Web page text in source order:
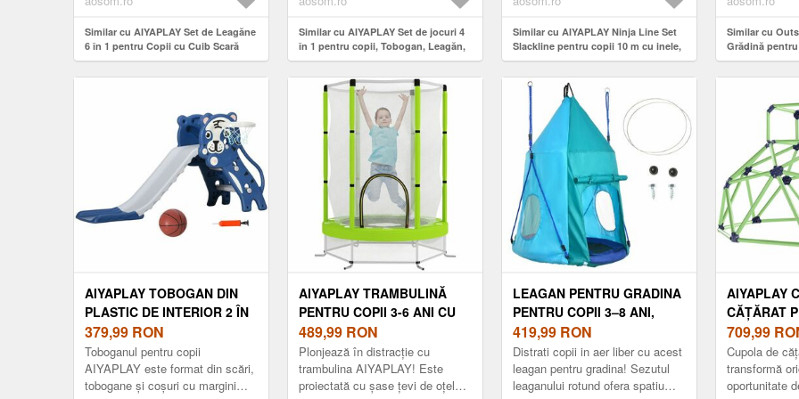
Similar cu AIYAPLAY Set de Leagăne
6 în 1 pentru Copii cu Cuib Scară
Plasă pentru Cățărat Coș
350x183x200 cm Multicolor | Aosom
Similar cu AIYAPLAY Set de jocuri 4
în 1 pentru copii, Tobogan, Leagăn,
Structură de escaladă, Coș de
baschet, Plastic, Design cu iepurași,
Gri | Aosom Romania
Similar cu AIYAPLAY Ninja Line Set
Slackline pentru copii 10 m cu inele,
leagăn, scară de cățărat și plasă de
cățărat pentru 3-6 ani 1000x300x180
cm Roșu | Aosom Romania
Similar cu
Grădină
Ø100cm,
Albastru,
AIYAPLAY TOBOGAN DIN
PLASTIC DE INTERIOR 2 ÎN
1 PENTRU COPII CU COȘ DE
BASCHET, 70X133X60 CM,
ALBASTRU | AOSOM
ROMANIA
379,99 RON
Toboganul pentru copii
AIYAPLAY este format din scări,
tobogane și coșuri cu margini
AIYAPLAY TRAMBULINĂ
PENTRU COPII 3-6 ANI CU
PLASĂ DE SIGURANȚĂ,
Փ140X190 CM, VERDE |
AOSOM ROMANIA
489,99 RON
Plonjează în distracție cu
trambulina AIYAPLAY! Este
proiectată cu șase țevi de oțel
LEAGAN PENTRU GRADINA
PENTRU COPII 3–8 ANI,
Ø100CM, FRANGHII
REGLABILE, ALBASTRU |
AOSOM ROMANIA
419,99 RON
Distrati copii in aer liber cu acest
leagan pentru gradina! Sezutul
leaganului rotund ofera spatiu
AIYAPLAY
CĂȚĂRAT
8 ANI,
EXTERIOR,
NETEDE,
5X182,
709,99
Cupola de
transformă
oportunitate